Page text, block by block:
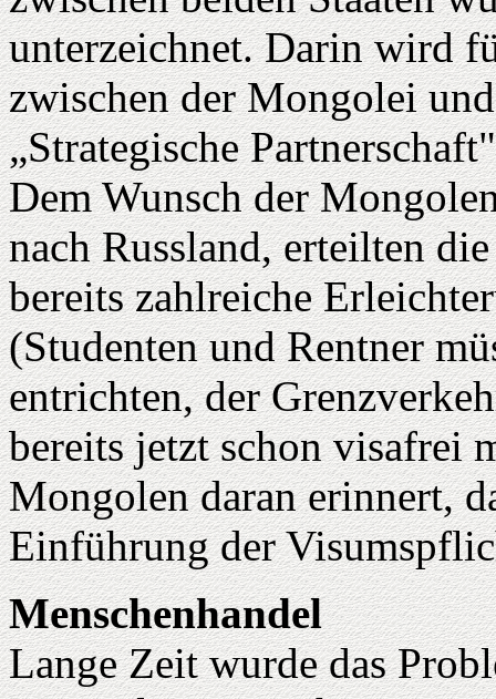
unterzeichnet. Darin wird
zwischen der Mongolei
„Strategische
Dem Wunsch der
nach Russland, erteilten
bereits zahlreiche
(Studenten und Rentner
entrichten, der
bereits jetzt schon visafrei
Mongolen daran erinnert,
Einführung der
Menschenhandel
Lange Zeit wurde das